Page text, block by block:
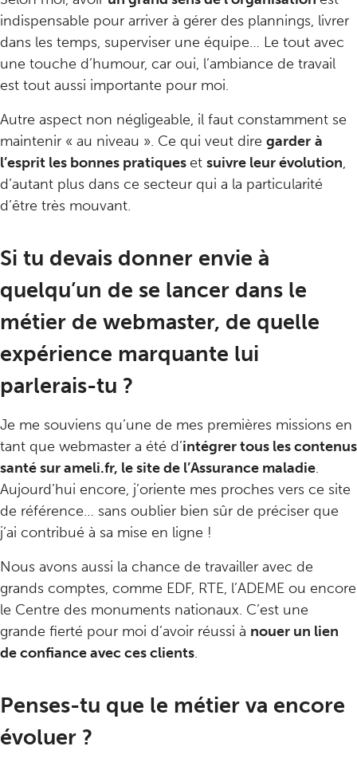
indispensable pour arriver à gérer des plannings, livrer
dans les temps, superviser une équipe… Le tout avec
une touche d’humour, car oui, l’ambiance de travail
est tout aussi importante pour moi.
Autre aspect non négligeable, il faut constamment se
maintenir « au niveau ». Ce qui veut dire garder à
l’esprit les bonnes pratiqueset suivre leur évolution,
d’autant plus dans ce secteur qui a la particularité
d’être très mouvant.
Si tu devais donner envie à
quelqu’un de se lancer dans le
métier de webmaster, de quelle
expérience marquante lui
parlerais-tu ?
Je me souviens qu’une de mes premières missions en
tant que webmaster a été d’intégrer tous les contenus
santé sur ameli.fr, le site de l’Assurance maladie.
Aujourd’hui encore, j’oriente mes proches vers ce site
de référence… sans oublier bien sûr de préciser que
j’ai contribué à sa mise en ligne !
Nous avons aussi la chance de travailler avec de
grands comptes, comme EDF, RTE, l’ADEME ou encore
le Centre des monuments nationaux. C’est une
grande fierté pour moi d’avoir réussi à nouer un lien
de confiance avec ces clients.
Penses-tu que le métier va encore
évoluer ?